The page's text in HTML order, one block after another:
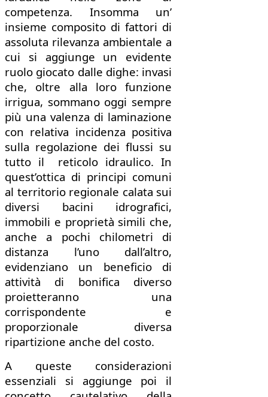
competenza. Insomma un’
insieme composito di fattori di
assoluta rilevanza ambientale a
cui si aggiunge un evidente
ruolo giocato dalle dighe: invasi
che, oltre alla loro funzione
irrigua, sommano oggi sempre
più una valenza di laminazione
con relativa incidenza positiva
sulla regolazione dei flussi su
tutto il reticolo idraulico. In
quest’ottica di principi comuni
al territorio regionale calata sui
diversi bacini idrografici,
immobili e proprietà simili che,
anche a pochi chilometri di
distanza l’uno dall’altro,
evidenziano un beneficio di
attività di bonifica diverso
proietteranno una
corrispondente e
proporzionale diversa
ripartizione anche del costo.
A queste considerazioni
essenziali si aggiunge poi il